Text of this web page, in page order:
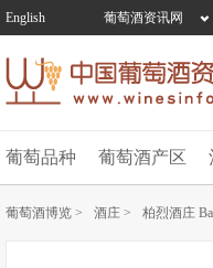
English 葡萄酒资讯网
葡萄品种 葡萄酒产区
葡萄酒博览 > 酒庄 > 柏烈酒庄